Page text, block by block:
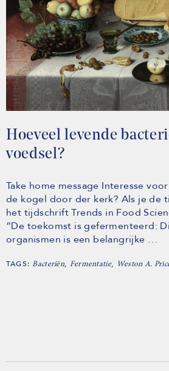
Hoeveel levende
voedsel?
Take home message Interesse
de kogel door der kerk? Als je de
het tijdschrift Trends in Food
“De toekomst is gefermenteerd:
organismen is een belangrijke …
TAGS:Bacteriën, Fermentatie, Weston A.